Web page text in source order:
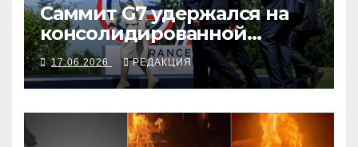
Саммит G7 удержался на
консолидированной
позиции, несмотря на
босса Трампа
17.06.2026 РЕДАКЦИЯ